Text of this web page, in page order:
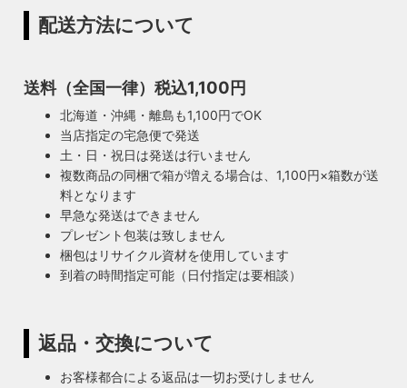
配送方法について
送料（全国一律）税込1,100円
北海道・沖縄・離島も1,100円でOK
当店指定の宅急便で発送
土・日・祝日は発送は行いません
複数商品の同梱で箱が増える場合は、1,100円×箱数が送
料となります
早急な発送はできません
プレゼント包装は致しません
梱包はリサイクル資材を使用しています
到着の時間指定可能（日付指定は要相談）
返品・交換について
お客様都合による返品は一切お受けしません